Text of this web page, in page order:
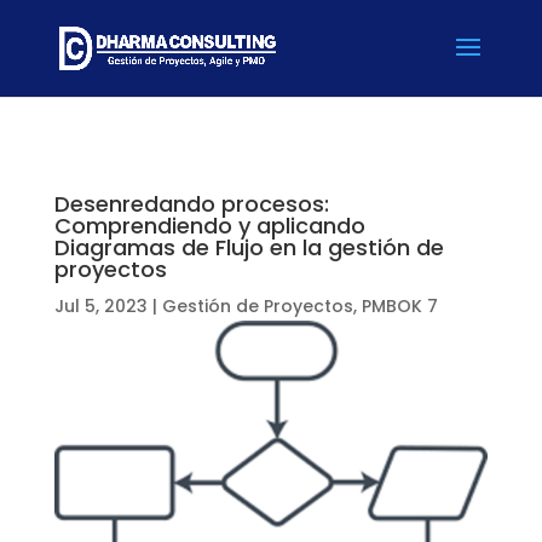
Desenredando procesos:
Comprendiendo y aplicando
Diagramas de Flujo en la gestión de
proyectos
Jul 5, 2023 | Gestión de Proyectos, PMBOK 7